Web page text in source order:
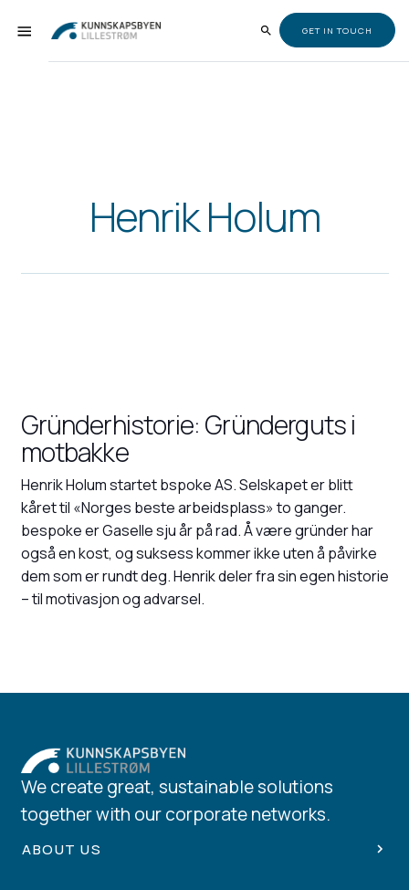
GET IN TOUCH
Henrik Holum
Gründerhistorie: Gründerguts i
motbakke
Henrik Holum startet bspoke AS. Selskapet er blitt
kåret til «Norges beste arbeidsplass» to ganger.
bespoke er Gaselle sju år på rad. Å være gründer har
også en kost, og suksess kommer ikke uten å påvirke
dem som er rundt deg. Henrik deler fra sin egen historie
– til motivasjon og advarsel.
We create great, sustainable solutions
together with our corporate networks.
ABOUT US